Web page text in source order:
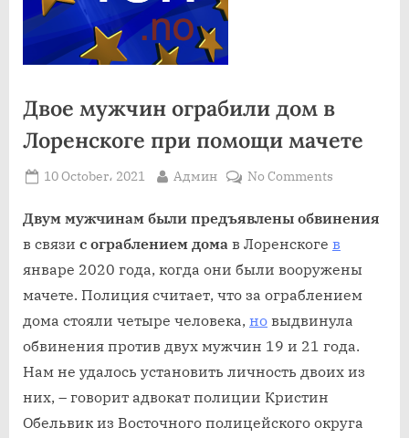
Двое мужчин ограбили дом в
Лоренскоге при помощи мачете
Posted
10 October، 2021 By
Админ No Commentson
мужчин
ограбили
в
Лоренскоге
при
помощи
Двум мужчинам были предъявлены обвинения
в связи с ограблением дома в Лоренскоге в
январе 2020 года, когда они были вооружены
мачете. Полиция считает, что за ограблением
дома стояли четыре человека, но выдвинула
обвинения против двух мужчин 19 и 21 года.
Нам не удалось установить личность двоих из
них, – говорит адвокат полиции Кристин
Обельвик из Восточного полицейского округа